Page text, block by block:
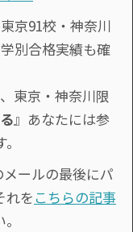
京91校・神奈川
別合格実績も確
東京・神奈川限
』あなたには参
ールの最後にパ
れを こちらの記事